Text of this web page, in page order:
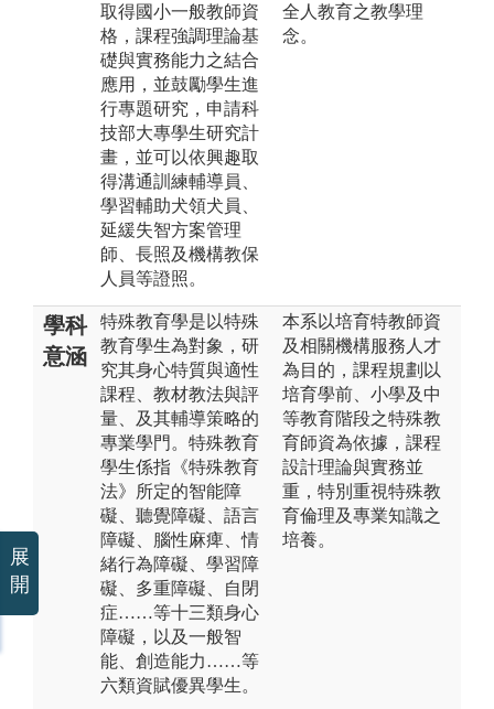
取得國小一般教師資
格，課程強調理論基
礎與實務能力之結合
應用，並鼓勵學生進
行專題研究，申請科
技部大專學生研究計
畫，並可以依興趣取
得溝通訓練輔導員、
學習輔助犬領犬員、
延緩失智方案管理
師、長照及機構教保
人員等證照。
全人教育之教學理
念。
學科
意涵
特殊教育學是以特殊
教育學生為對象，研
究其身心特質與適性
課程、教材教法與評
量、及其輔導策略的
專業學門。特殊教育
學生係指《特殊教育
法》所定的智能障
礙、聽覺障礙、語言
障礙、腦性麻痺、情
緒行為障礙、學習障
礙、多重障礙、自閉
症……等十三類身心
障礙，以及一般智
能、創造能力……等
六類資賦優異學生。
本系以培育特教師資
及相關機構服務人才
為目的，課程規劃以
培育學前、小學及中
等教育階段之特殊教
育師資為依據，課程
設計理論與實務並
重，特別重視特殊教
育倫理及專業知識之
培養。
展
開